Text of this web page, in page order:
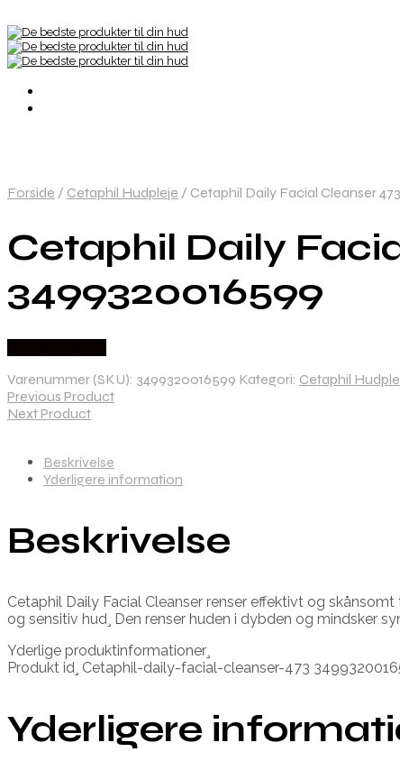
Forside / Cetaphil Hudpleje / Cetaphil Daily Facial Cleanser
Cetaphil Daily
3499320016599
Varenummer (SKU): 3499320016599 Kategori: Cetaphil
Previous Product
Next Product
Beskrivelse
Yderligere information
Beskrivelse
Cetaphil Daily Facial Cleanser renser effektivt og
og sensitiv hud¸ Den renser huden i dybden og mindsker
Yderlige produktinformationer¸
Produkt id¸ Cetaphil-daily-facial-cleanser-473
Yderligere